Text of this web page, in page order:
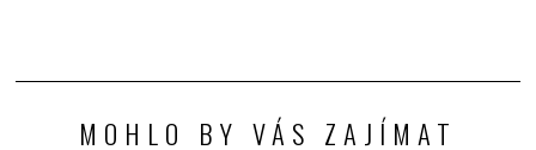
MOHLO BY VÁS ZAJÍMAT